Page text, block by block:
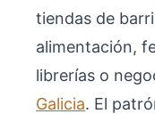
tiendas de
alimentación,
librerías o
Galicia. El